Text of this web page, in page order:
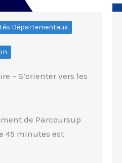
Départementaux
– S’orienter vers les
de Parcoursup
45 minutes est